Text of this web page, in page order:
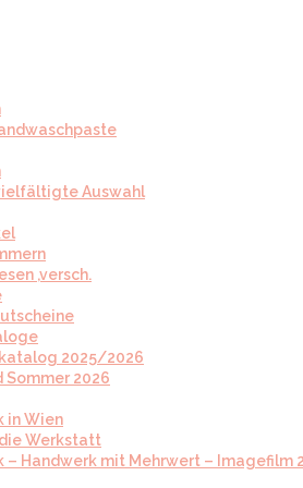
Auswahl
,versch.
2025/2026
Sommer 2026
in Wien
Werkstatt
– Handwerk mit Mehrwert – Imagefilm